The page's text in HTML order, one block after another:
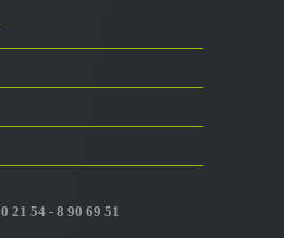
0 21 54 - 8 90 69 51